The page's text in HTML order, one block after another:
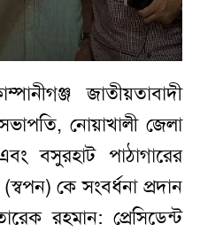
জাতীয়তাবাদী
নোয়াখালী জেলা
বসুরহাট পাঠাগারের
কে সংবর্ধনা প্রদান
রহমান: প্রেসিডেন্ট